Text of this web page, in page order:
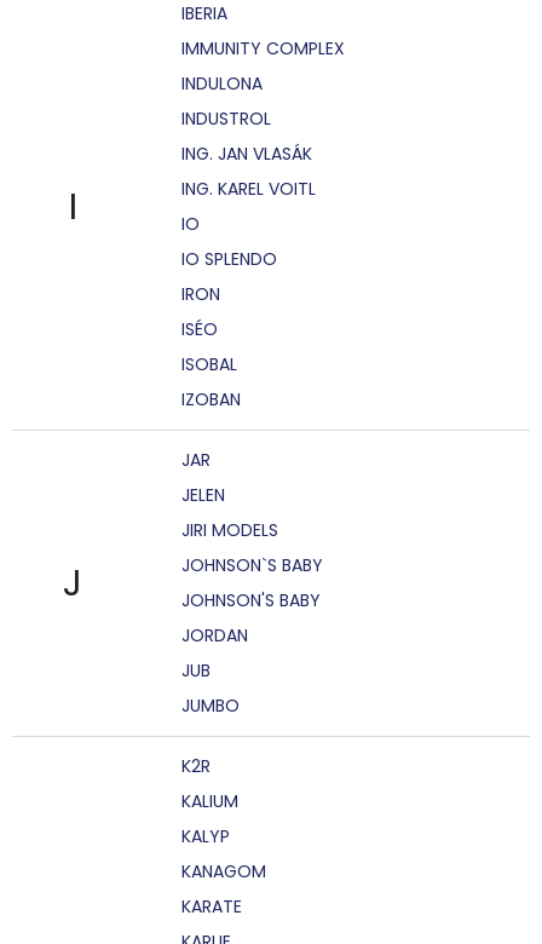
I
IBERIA
IMMUNITY COMPLEX
INDULONA
INDUSTROL
ING. JAN VLASÁK
ING. KAREL VOITL
IO
IO SPLENDO
IRON
ISÉO
ISOBAL
IZOBAN
J
JAR
JELEN
JIRI MODELS
JOHNSON`S BABY
JOHNSON'S BABY
JORDAN
JUB
JUMBO
K2R
KALIUM
KALYP
KANAGOM
KARATE